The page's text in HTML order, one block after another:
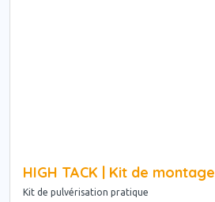
HIGH TACK | Kit de montage
Kit de pulvérisation pratique